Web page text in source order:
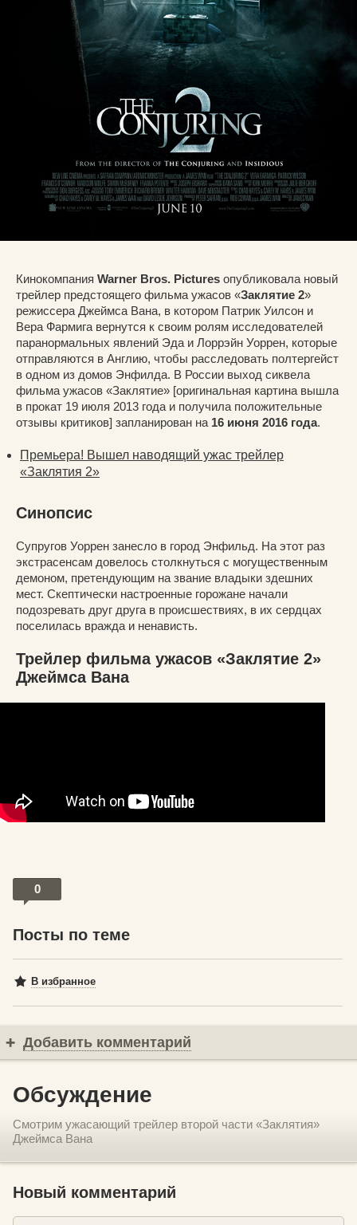
Кинокомпания Warner Bros. Pictures опубликовала новый
трейлер предстоящего фильма ужасов «Заклятие 2»
режиссера Джеймса Вана, в котором Патрик Уилсон и
Вера Фармига вернутся к своим ролям исследователей
паранормальных явлений Эда и Лоррэйн Уоррен, которые
отправляются в Англию, чтобы расследовать полтергейст
в одном из домов Энфилда. В России выход сиквела
фильма ужасов «Заклятие» [оригинальная картина вышла
в прокат 19 июля 2013 года и получила положительные
отзывы критиков] запланирован на 16 июня 2016 года.
Премьера! Вышел наводящий ужас трейлер
«Заклятия 2»
Синопсис
Супругов Уоррен занесло в город Энфильд. На этот раз
экстрасенсам довелось столкнуться с могущественным
демоном, претендующим на звание владыки здешних
мест. Скептически настроенные горожане начали
подозревать друг друга в происшествиях, в их сердцах
поселилась вражда и ненависть.
Трейлер фильма ужасов «Заклятие 2»
Джеймса Вана
0
Посты по теме
В избранное
Добавить комментарий
Обсуждение
Смотрим ужасающий трейлер второй части «Заклятия»
Джеймса Вана
Новый комментарий